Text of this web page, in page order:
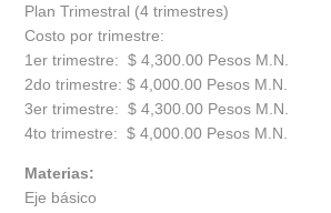
Plan Trimestral (4 trimestres)
Costo por trimestre:
1er trimestre: $ 4,300.00 Pesos M.N.
2do trimestre: $ 4,000.00 Pesos M.N.
3er trimestre: $ 4,300.00 Pesos M.N.
4to trimestre: $ 4,000.00 Pesos M.N.
Materias:
Eje básico